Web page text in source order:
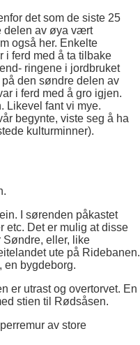
det som de siste 25
delen av øya vært
også her. Enkelte
i ferd med å ta tilbake
ringene i jordbruket
den søndre delen av
i ferd med å gro igjen.
Likevel fant vi mye.
begynte, viste seg å ha
kulturminner).
I sørenden påkastet
etc. Det er mulig at disse
Søndre, eller, like
ute på Ridebanen.
en bygdeborg.
er utrast og overtorvet. En
stien til Rødsåsen.
av store